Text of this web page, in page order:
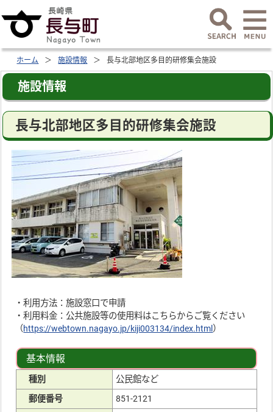
ホーム 施設情報 長与北部地区多目的研修集会施設
施設情報
長与北部地区多目的研修集会施設
・利用方法：施設窓口で申請
・利用料金：公共施設等の使用料はこちらからご覧ください
（https://webtown.nagayo.jp/kiji003134/index.html ）
基本情報
種別
公民館など
郵便番号
851-2121